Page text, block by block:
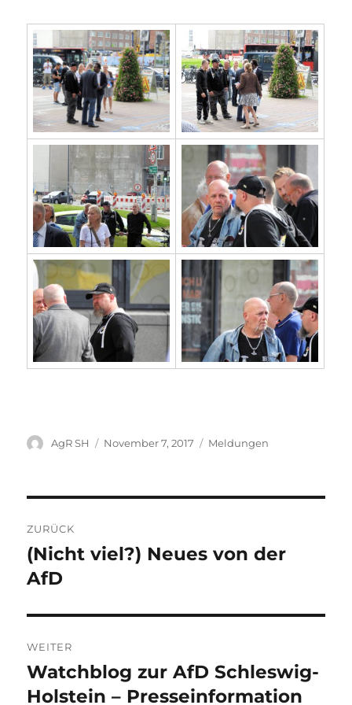
Autor
AgR SH
Veröffentlicht
November 7, 2017 Kategorien
Meldungen
ZURÜCK
Vorheriger
Beitrag:
(Nicht viel?) Neues von der
AfD
WEITER
Nächster
Beitrag:
Watchblog zur AfD Schleswig-
Holstein – Presseinformation